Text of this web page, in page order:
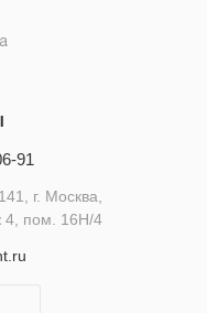
91
г. Москва,
4, пом. 16Н/4